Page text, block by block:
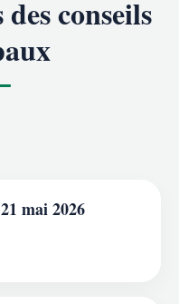
conseils
mai 2026